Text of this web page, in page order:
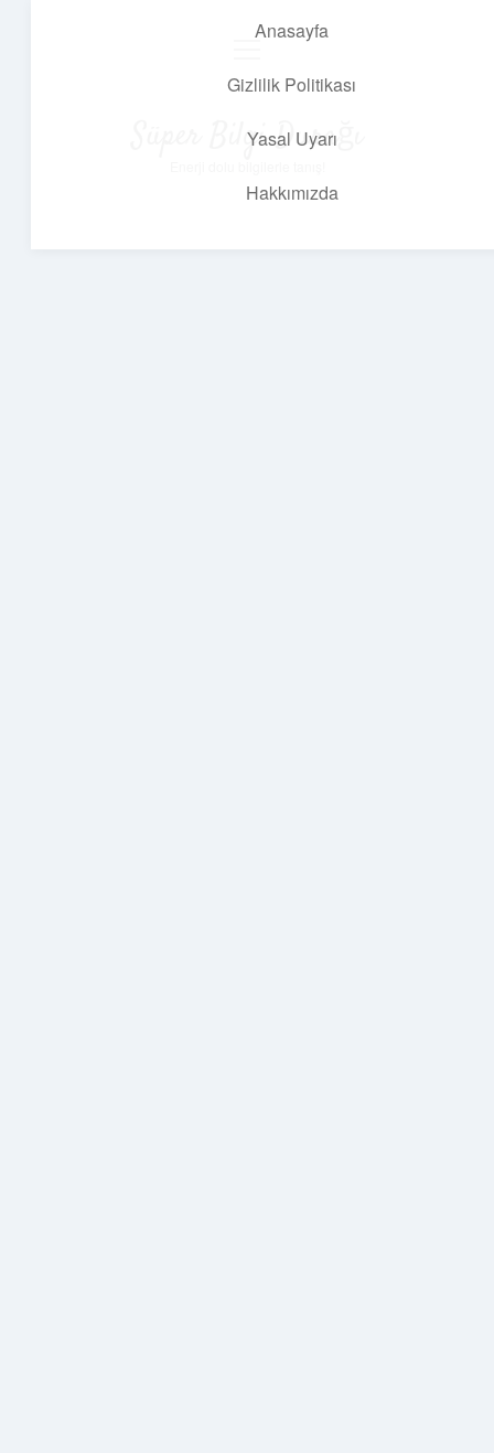
Anasayfa
Gizlilik Politikası
Yasal Uyarı
Hakkımızda
Süper Bilgi Durağı